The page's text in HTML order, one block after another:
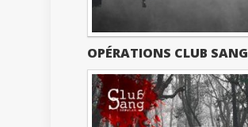
OPÉRATIONS CLUB SANG